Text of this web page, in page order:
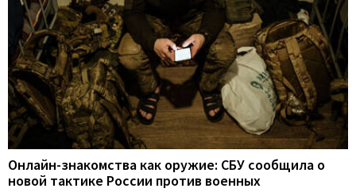
Онлайн-знакомства как оружие: СБУ сообщила о
новой тактике России против военных